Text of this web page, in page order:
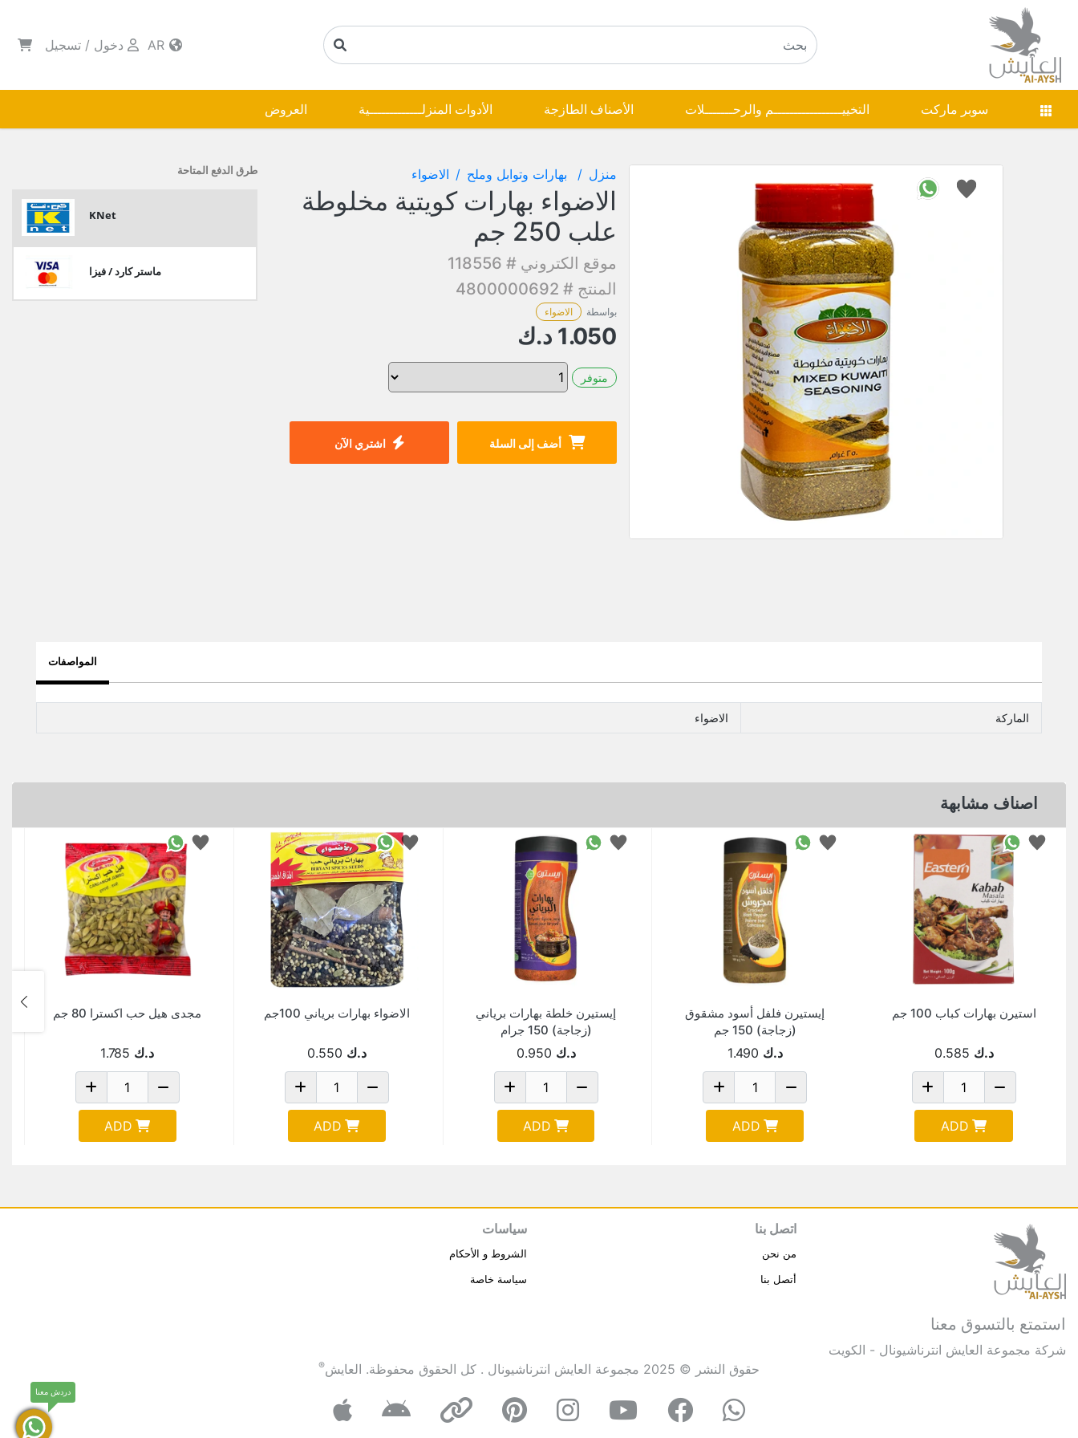
دخول / تسجيل
سوبر ماركت التخييـــــــــــــــــم والرحـــــــلات الأصناف الطازجة الأدوات المنزلـــــــــــــية العروض
منزل بهارات وتوابل وملح الاضواء
الاضواء بهارات كويتية مخلوطة
علب 250 جم
موقع الكتروني # 118556
المنتج # 4800000692
بواسطة الاضواء
1.050 د.ك
متوفر
أضف إلى السلة اشتري الآن
طرق الدفع المتاحة
KNet
ماستر كارد / فيزا
المواصفات
الماركة الاضواء
اصناف مشابهة
استيرن بهارات كباب 100 جم
د.ك 0.585
ADD
إيستيرن فلفل أسود مشقوق
(زجاجة) 150 جم
د.ك 1.490
ADD
إيستيرن خلطة بهارات برياني
(زجاجة) 150 جرام
د.ك 0.950
ADD
الاضواء بهارات برياني 100جم
د.ك 0.550
ADD
مجدى هيل حب اكسترا 80 جم
د.ك 1.785
ADD
استمتع بالتسوق معنا
شركة مجموعة العايش انترناشيونال - الكويت
اتصل بنا
من نحن
أتصل بنا
سياسات
الشروط و الأحكام
سياسة خاصة
حقوق النشر © 2025 مجموعة العايش انترناشيونال . كل الحقوق محفوظة. العايش®
دردش معنا